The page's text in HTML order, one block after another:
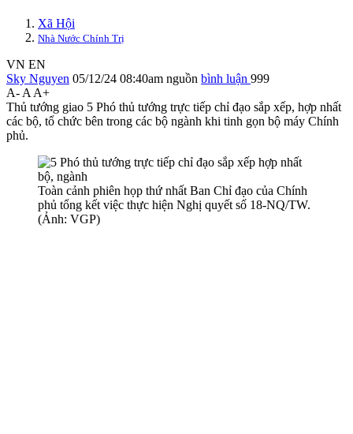
Xã Hội
Nhà Nước Chính Trị
VN EN
Sky Nguyen 05/12/24 08:40am nguồn bình luận 999
A- A A+
Thủ tướng giao 5 Phó thủ tướng trực tiếp chỉ đạo sắp xếp, hợp nhất
các bộ, tổ chức bên trong các bộ ngành khi tinh gọn bộ máy Chính
phủ.
Toàn cảnh phiên họp thứ nhất Ban Chỉ đạo của Chính
phủ tổng kết việc thực hiện Nghị quyết số 18-NQ/TW.
(Ảnh: VGP)